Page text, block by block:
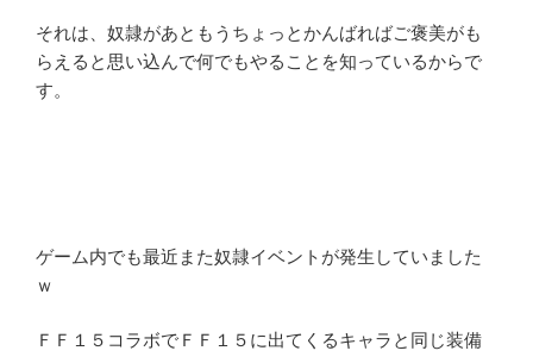
それは、奴隷があともうちょっとかんばればご褒美がも
らえると思い込んで何でもやることを知っているからで
す。
ゲーム内でも最近また奴隷イベントが発生していました
ｗ
ＦＦ１５コラボでＦＦ１５に出てくるキャラと同じ装備